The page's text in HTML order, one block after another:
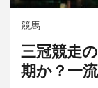
競馬
三冠競走
期か？一